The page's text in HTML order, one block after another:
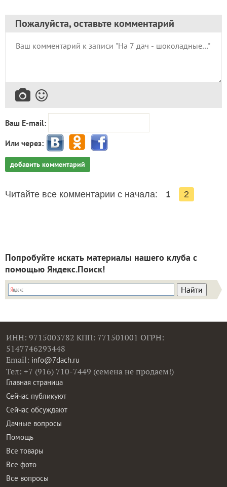
Пожалуйста, оставьте комментарий
Ваш E-mail:
Или через:
добавить комментарий
Читайте все комментарии с начала: 1 2
Попробуйте искать материалы нашего клуба с
помощью Яндекс.Поиск!
ИНН: 9715003782 КПП: 771501001 ОГРН:
5147746293448
Email: info@7dach.ru
Тел: +7 (916) 710-7449 (семена не продаем!)
Главная страница
Сейчас публикуют
Сейчас обсуждают
Дачные вопросы
Помощь
Все товары
Все фото
Все вопросы